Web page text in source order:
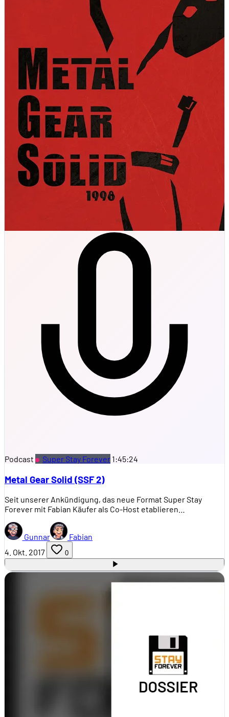
Podcast Super Stay Forever 1:45:24
Metal Gear Solid (SSF 2)
Seit unserer Ankündigung, das neue Format Super Stay
Forever mit Fabian Käufer als Co-Host etablieren…
Gunnar
Fabian
4. Okt. 2017
0